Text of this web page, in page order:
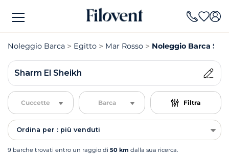
Noleggio Barca Egitto Mar Rosso Noleggio Barca
Sharm El Sheikh
Cuccette Barca Filtra
Ordina per : più venduti
9 barche trovati entro un raggio di 50 km dalla sua ricerca.